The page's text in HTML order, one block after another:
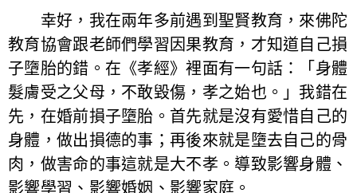
幸好，我在兩年多前遇到聖賢教育，來佛陀
教育協會跟老師們學習因果教育，才知道自己損
子墮胎的錯。在《孝經》裡面有一句話：「身體
髮膚受之父母，不敢毀傷，孝之始也。」我錯在
先，在婚前損子墮胎。首先就是沒有愛惜自己的
身體，做出損德的事；再後來就是墮去自己的骨
肉，做害命的事這就是大不孝。導致影響身體、
影響學習、影響婚姻、影響家庭。